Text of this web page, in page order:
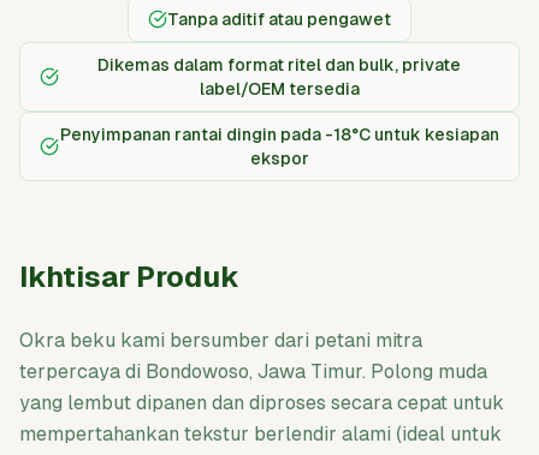
Tanpa aditif atau pengawet
Dikemas dalam format ritel dan bulk, private
label/OEM tersedia
Penyimpanan rantai dingin pada -18°C untuk kesiapan
ekspor
Ikhtisar Produk
Okra beku kami bersumber dari petani mitra
terpercaya di Bondowoso, Jawa Timur. Polong muda
yang lembut dipanen dan diproses secara cepat untuk
mempertahankan tekstur berlendir alami (ideal untuk